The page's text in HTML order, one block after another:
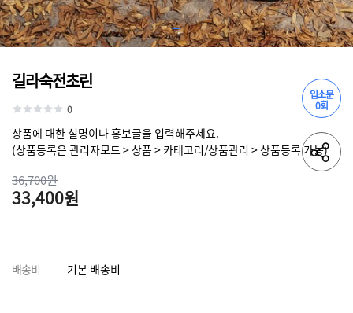
입소문
0회
길라숙전초린
0
상품에 대한 설명이나 홍보글을 입력해주세요.
(상품등록은 관리자모드 > 상품 > 카테고리/상품관리 > 상품등록 가능)
36,700원
33,400원
배송비 기본 배송비